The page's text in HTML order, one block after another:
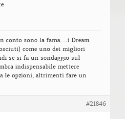
conto sono la fama….i Dream
come uno dei migliori
se si fa un sondaggio sul
indispensabile mettere
le opzioni, altrimenti fare un
#21846